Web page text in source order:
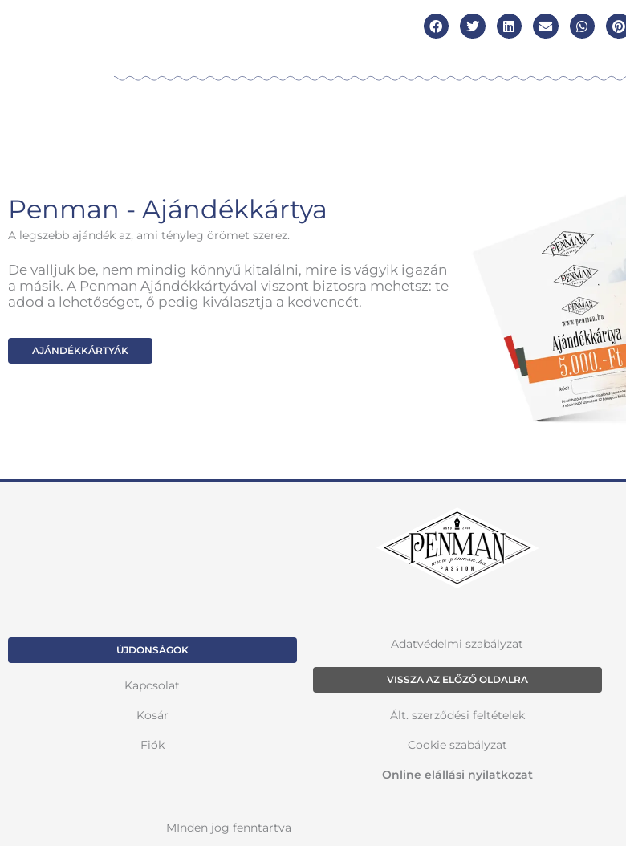
Penman - Ajándékkártya
A legszebb ajándék az, ami tényleg örömet szerez.
De valljuk be, nem mindig könnyű kitalálni, mire is vágyik igazán
a másik. A Penman Ajándékkártyával viszont biztosra mehetsz: te
adod a lehetőséget, ő pedig kiválasztja a kedvencét.
AJÁNDÉKKÁRTYÁK
ÚJDONSÁGOK
Kapcsolat
Kosár
Fiók
Adatvédelmi szabályzat
VISSZA AZ ELŐZŐ OLDALRA
Ált. szerződési feltételek
Cookie szabályzat
Online elállási nyilatkozat
MInden jog fenntartva